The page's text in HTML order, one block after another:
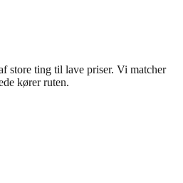
store ting til lave priser. Vi matcher
kører ruten.